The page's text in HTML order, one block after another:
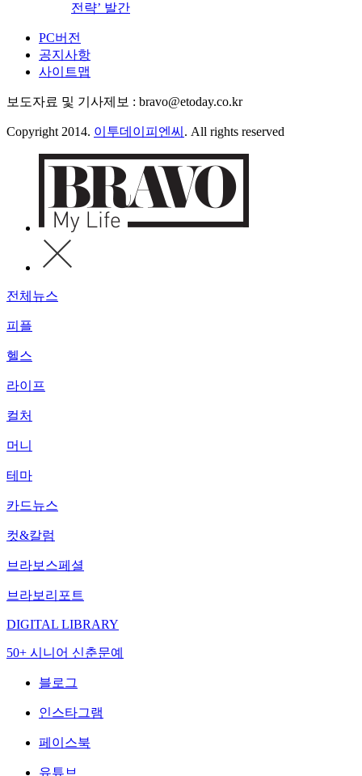
전략’ 발간
PC버전
공지사항
사이트맵
보도자료 및 기사제보 : bravo@etoday.co.kr
Copyright 2014. 이투데이피엔씨 . All rights reserved
전체뉴스
피플
헬스
라이프
컬처
머니
테마
카드뉴스
컷&칼럼
브라보스페셜
브라보리포트
DIGITAL LIBRARY
50+ 시니어 신춘문예
블로그
인스타그램
페이스북
유튜브